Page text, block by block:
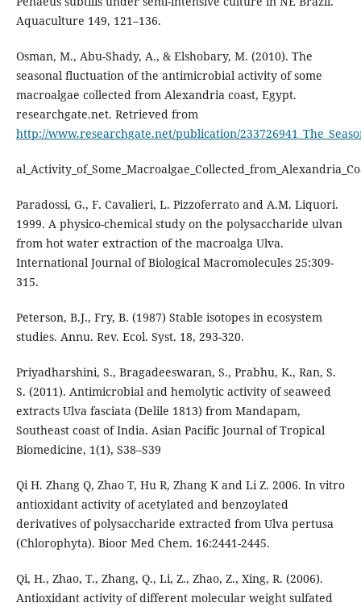
Aquaculture 149, 121–136.
Osman, M., Abu-Shady, A., & Elshobary, M. (2010). The
seasonal fluctuation of the antimicrobial activity of some
macroalgae collected from Alexandria coast, Egypt.
researchgate.net. Retrieved from
http://www.researchgate.net/publication/
Paradossi, G., F. Cavalieri, L. Pizzoferrato and A.M. Liquori.
1999. A physico-chemical study on the polysaccharide ulvan
from hot water extraction of the macroalga Ulva.
International Journal of Biological Macromolecules 25:309-
315.
Peterson, B.J., Fry, B. (1987) Stable isotopes in ecosystem
studies. Annu. Rev. Ecol. Syst. 18, 293-320.
Priyadharshini, S., Bragadeeswaran, S., Prabhu, K., Ran, S.
S. (2011). Antimicrobial and hemolytic activity of seaweed
extracts Ulva fasciata (Delile 1813) from Mandapam,
Southeast coast of India. Asian Pacific Journal of Tropical
Biomedicine, 1(1), S38–S39
Qi H. Zhang Q, Zhao T, Hu R, Zhang K and Li Z. 2006. In vitro
antioxidant activity of acetylated and benzoylated
derivatives of polysaccharide extracted from Ulva pertusa
(Chlorophyta). Bioor Med Chem. 16:2441-2445.
Qi, H., Zhao, T., Zhang, Q., Li, Z., Zhao, Z., Xing, R. (2006).
Antioxidant activity of different molecular weight sulfated